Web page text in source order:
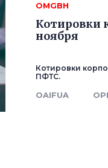
OMGBH
Котировки
ноября
Котировки
ПФТС.
OAIFUA